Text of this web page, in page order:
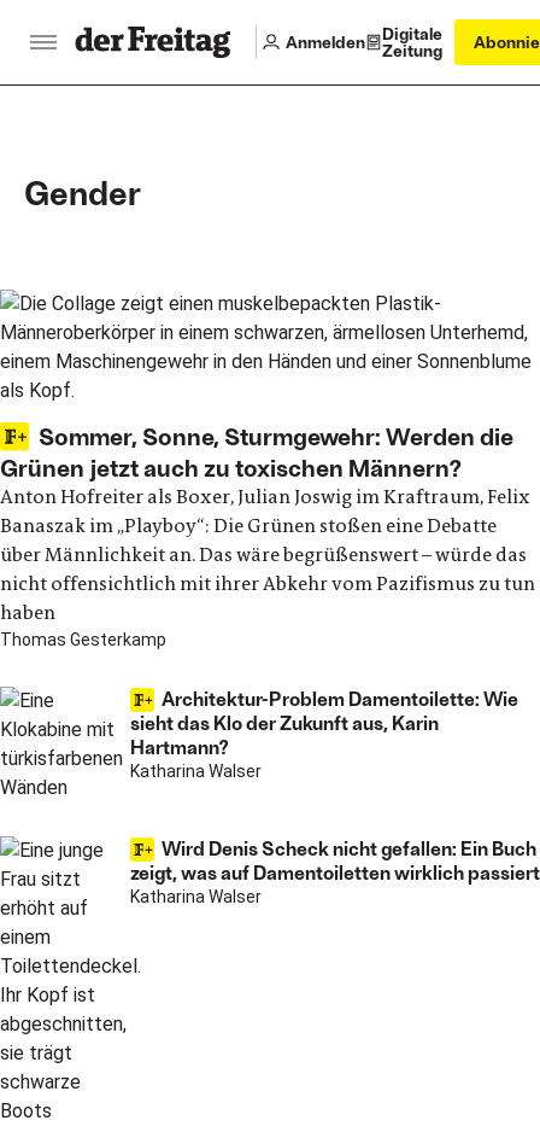
Anmelden
Digitale
Zeitung
Gender
Main articles
Sommer, Sonne, Sturmgewehr: Werden die
Grünen jetzt auch zu toxischen Männern?
Anton Hofreiter als Boxer, Julian Joswig im Kraftraum, Felix
Banaszak im „Playboy“: Die Grünen stoßen eine Debatte
über Männlichkeit an. Das wäre begrüßenswert – würde das
nicht offensichtlich mit ihrer Abkehr vom Pazifismus zu tun
haben
Thomas Gesterkamp
Architektur-Problem Damentoilette: Wie
sieht das Klo der Zukunft aus, Karin
Hartmann?
Katharina Walser
Wird Denis Scheck nicht gefallen: Ein Buch
zeigt, was auf Damentoiletten wirklich passiert
Katharina Walser